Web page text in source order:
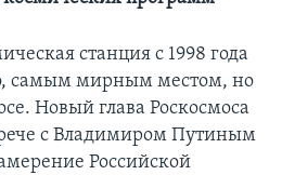
станция с 1998 года
самым мирным местом, но
Новый глава Роскосмоса
с Владимиром Путиным
Российской